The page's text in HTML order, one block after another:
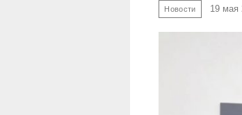
Новости 19 мая